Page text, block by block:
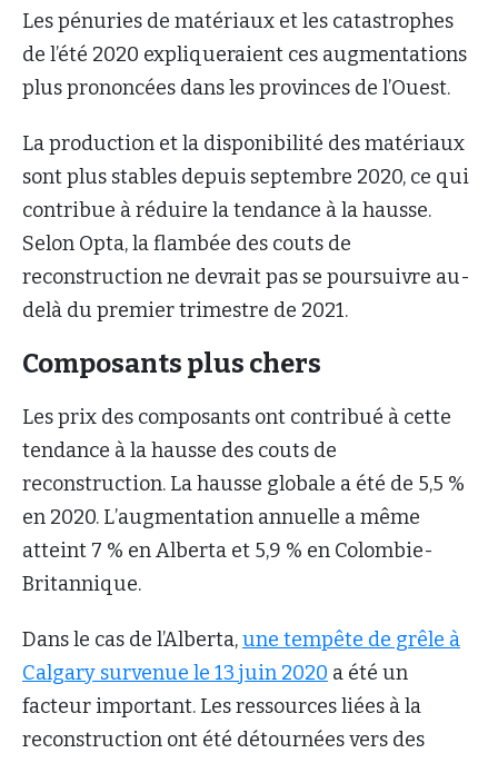
Les pénuries de matériaux et les catastrophes
de l’été 2020 expliqueraient ces augmentations
plus prononcées dans les provinces de l’Ouest.
La production et la disponibilité des matériaux
sont plus stables depuis septembre 2020, ce qui
contribue à réduire la tendance à la hausse.
Selon Opta, la flambée des couts de
reconstruction ne devrait pas se poursuivre au-
delà du premier trimestre de 2021.
Composants plus chers
Les prix des composants ont contribué à cette
tendance à la hausse des couts de
reconstruction. La hausse globale a été de 5,5 %
en 2020. L’augmentation annuelle a même
atteint 7 % en Alberta et 5,9 % en Colombie-
Britannique.
Dans le cas de l’Alberta,une tempête de grêle à
Calgary survenue le 13 juin 2020 a été un
facteur important. Les ressources liées à la
reconstruction ont été détournées vers des